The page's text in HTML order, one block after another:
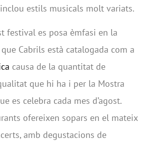
estils musicals molt variats.
festival es posa èmfasi en la
Cabrils està catalogada com a
causa de la quantitat de
que hi ha i per la Mostra
es celebra cada mes d’agost.
ofereixen sopars en el mateix
amb degustacions de